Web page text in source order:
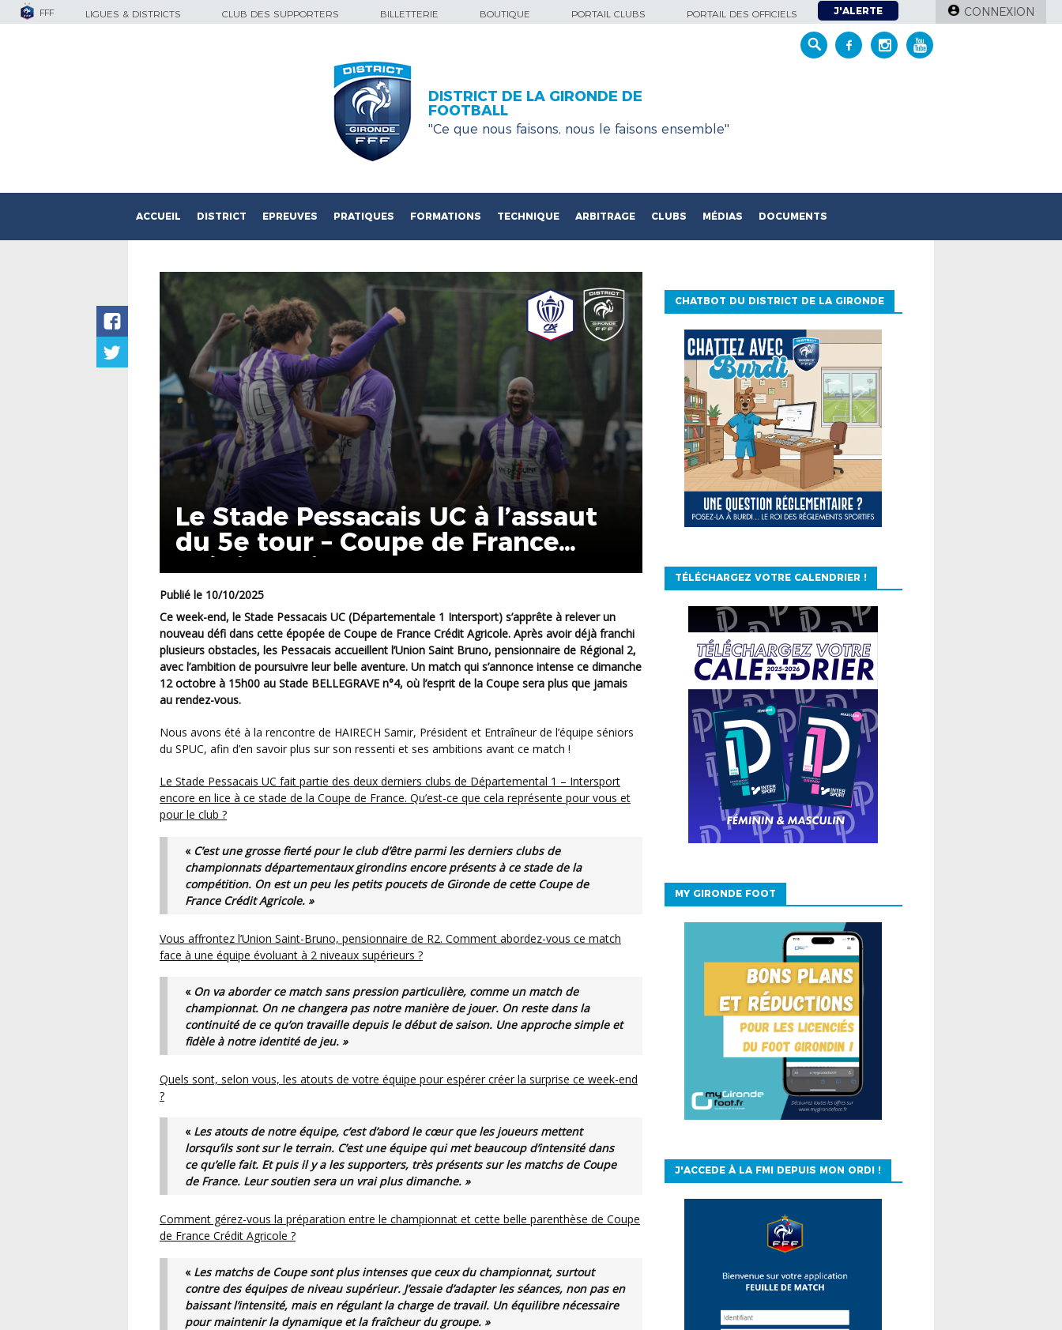
FFF LIGUES & DISTRICTS CLUB DES SUPPORTERS BILLETTERIE BOUTIQUE PORTAIL CLUBS PORTAIL DES OFFICIELS J'ALERTE CONNEXION
DISTRICT DE LA GIRONDE DE
FOOTBALL
''Ce que nous faisons, nous le faisons ensemble''
ACCUEIL DISTRICT EPREUVES PRATIQUES FORMATIONS TECHNIQUE ARBITRAGE CLUBS MÉDIAS DOCUMENTS
Le Stade Pessacais UC à l’assaut
du 5e tour – Coupe de France
Crédit Agricole !
Publié le 10/10/2025
Ce week-end, le Stade Pessacais UC (Départementale 1 Intersport) s’apprête à relever un
nouveau défi dans cette épopée de Coupe de France Crédit Agricole. Après avoir déjà franchi
plusieurs obstacles, les Pessacais accueillent l’Union Saint Bruno, pensionnaire de Régional 2,
avec l’ambition de poursuivre leur belle aventure. Un match qui s’annonce intense ce dimanche
12 octobre à 15h00 au Stade BELLEGRAVE n°4, où l’esprit de la Coupe sera plus que jamais
au rendez-vous.
Nous avons été à la rencontre de HAIRECH Samir, Président et Entraîneur de l’équipe séniors
du SPUC, afin d’en savoir plus sur son ressenti et ses ambitions avant ce match !
Le Stade Pessacais UC fait partie des deux derniers clubs de Départemental 1 – Intersport
encore en lice à ce stade de la Coupe de France. Qu’est-ce que cela représente pour vous et
pour le club ?
«C’est une grosse fierté pour le club d’être parmi les derniers clubs de
championnats départementaux girondins encore présents à ce stade de la
compétition. On est un peu les petits poucets de Gironde de cette Coupe de
France Crédit Agricole. »
Vous affrontez l’Union Saint-Bruno, pensionnaire de R2. Comment abordez-vous ce match
face à une équipe évoluant à 2 niveaux supérieurs ?
«On va aborder ce match sans pression particulière, comme un match de
championnat. On ne changera pas notre manière de jouer. On reste dans la
continuité de ce qu’on travaille depuis le début de saison. Une approche simple et
fidèle à notre identité de jeu. »
Quels sont, selon vous, les atouts de votre équipe pour espérer créer la surprise ce week-end
?
« Les atouts de notre équipe, c’est d’abord le cœur que les joueurs mettent
lorsqu’ils sont sur le terrain. C’est une équipe qui met beaucoup d’intensité dans
ce qu’elle fait. Et puis il y a les supporters, très présents sur les matchs de Coupe
de France. Leur soutien sera un vrai plus dimanche. »
Comment gérez-vous la préparation entre le championnat et cette belle parenthèse de Coupe
de France Crédit Agricole ?
«Les matchs de Coupe sont plus intenses que ceux du championnat, surtout
contre des équipes de niveau supérieur. J’essaie d’adapter les séances, non pas en
baissant l’intensité, mais en régulant la charge de travail. Un équilibre nécessaire
pour maintenir la dynamique et la fraîcheur du groupe. »
CHATBOT DU DISTRICT DE LA GIRONDE
TÉLÉCHARGEZ VOTRE CALENDRIER !
MY GIRONDE FOOT
J'ACCEDE À LA FMI DEPUIS MON ORDI !